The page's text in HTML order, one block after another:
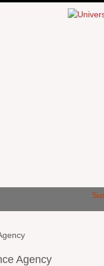
Agency